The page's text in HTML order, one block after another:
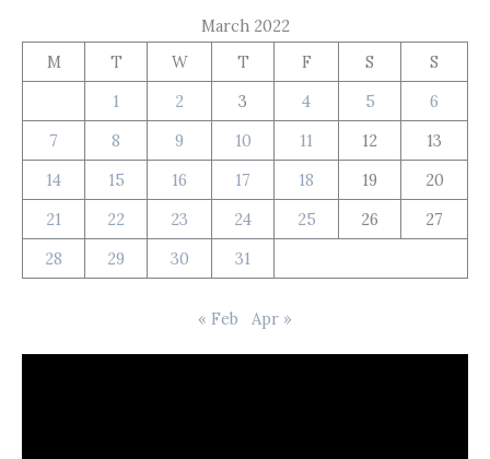
March 2022
M
T W T F S
S
1
2 3 4 5
6
7
8 9 10 11 12
13
14
15 16 17 18 19
20
21
22 23 24 25 26
27
28
29 30 31
« Feb Apr »